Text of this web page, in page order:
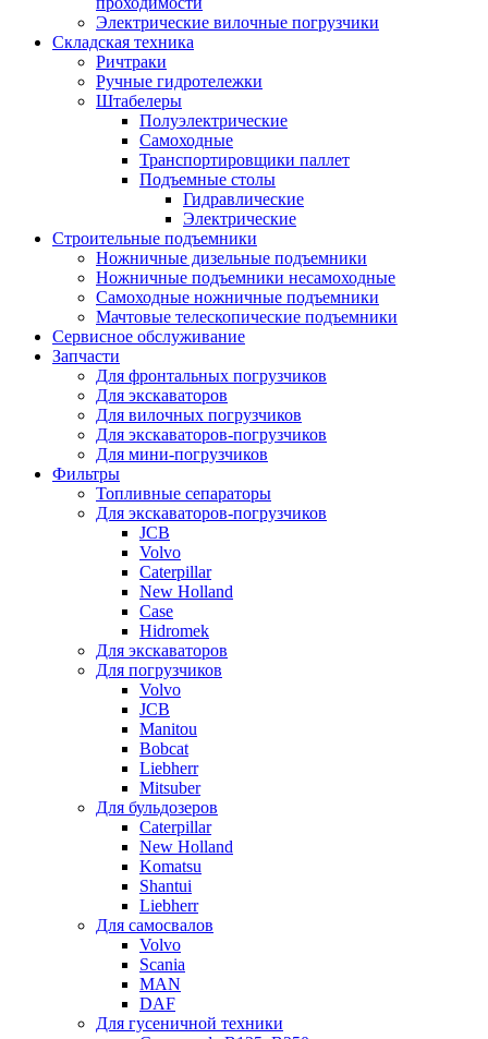
Электрические вилочные погрузчики
Складская техника
Ричтраки
Ручные гидротележки
Штабелеры
Полуэлектрические
Самоходные
Транспортировщики паллет
Подъемные столы
Гидравлические
Электрические
Строительные подъемники
Ножничные дизельные подъемники
Ножничные подъемники несамоходные
Самоходные ножничные подъемники
Мачтовые телескопические подъемники
Сервисное обслуживание
Запчасти
Для фронтальных погрузчиков
Для экскаваторов
Для вилочных погрузчиков
Для экскаваторов-погрузчиков
Для мини-погрузчиков
Фильтры
Топливные сепараторы
Для экскаваторов-погрузчиков
JCB
Volvo
Caterpillar
New Holland
Case
Hidromek
Для экскаваторов
Для погрузчиков
Volvo
JCB
Manitou
Bobcat
Liebherr
Mitsuber
Для бульдозеров
Caterpillar
New Holland
Komatsu
Shantui
Liebherr
Для самосвалов
Volvo
Scania
MAN
DAF
Для гусеничной техники